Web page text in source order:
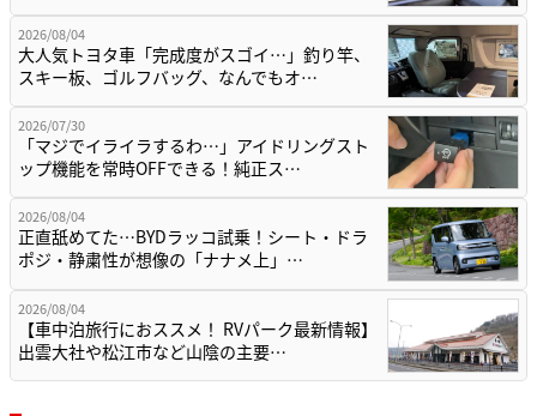
2026/08/04
大人気トヨタ車「完成度がスゴイ…」釣り竿、
スキー板、ゴルフバッグ、なんでもオ…
2026/07/30
「マジでイライラするわ…」アイドリングスト
ップ機能を常時OFFできる！純正ス…
2026/08/04
正直舐めてた…BYDラッコ試乗！シート・ドラ
ポジ・静粛性が想像の「ナナメ上」…
2026/08/04
【車中泊旅行におススメ！ RVパーク最新情報】
出雲大社や松江市など山陰の主要…